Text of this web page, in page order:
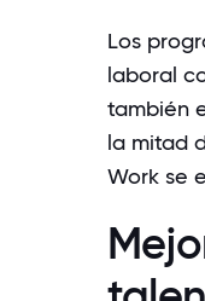
Los
laboral
también
la mitad
Work se